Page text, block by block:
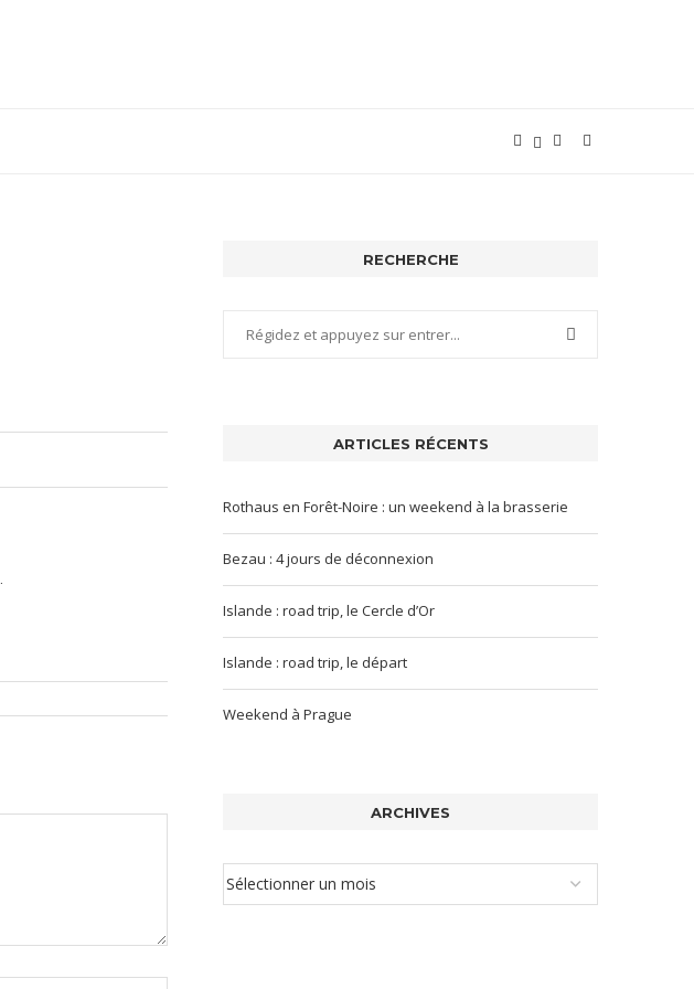
RECHERCHE
ARTICLES RÉCENTS
Rothaus en Forêt-Noire : un weekend à la brasserie
Bezau : 4 jours de déconnexion
Islande : road trip, le Cercle d’Or
Islande : road trip, le départ
Weekend à Prague
ARCHIVES